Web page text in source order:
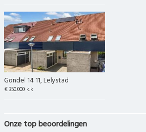
Gondel 14 11, Lelystad
€ 350.000 k.k
Onze top beoordelingen